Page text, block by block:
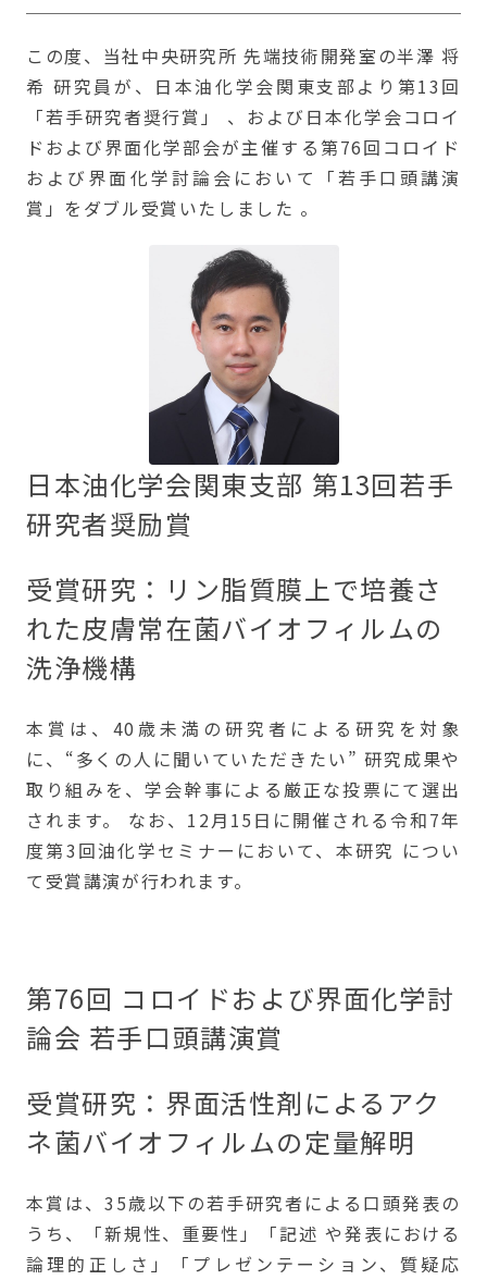
この度、当社中央研究所 先端技術開発室の半澤 将
希 研究員が、日本油化学会関東支部より第13回
「若手研究者奨行賞」 、および日本化学会コロイ
ドおよび界面化学部会が主催する第76回コロイド
および界面化学討論会において「若手口頭講演
賞」をダブル受賞いたしました 。
⽇本油化学会関東⽀部 第13回若⼿
研究者奨励賞
受賞研究：リン脂質膜上で培養さ
れた⽪膚常在菌バイオフィルムの
洗浄機構
本賞は、40歳未満の研究者による研究を対象
に、“多くの⼈に聞いていただきたい” 研究成果や
取り組みを、学会幹事による厳正な投票にて選出
されます。 なお、12⽉15⽇に開催される令和7年
度第3回油化学セミナーにおいて、本研究 につい
て受賞講演が⾏われます。
第76回 コロイドおよび界⾯化学討
論会 若⼿⼝頭講演賞
受賞研究：界⾯活性剤によるアク
ネ菌バイオフィルムの定量解明
本賞は、35歳以下の若⼿研究者による⼝頭発表の
うち、「新規性、重要性」「記述 や発表における
論理的正しさ」「プレゼンテーション、質疑応